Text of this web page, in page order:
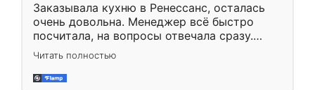
Заказывала кухню в Ренессанс, осталась
очень довольна. Менеджер всё быстро
посчитала, на вопросы отвечала сразу.
Замерщик приехал в субботу, подошёл к
делу со всей ответственностью. Собрали
за день, ребята работали аккуратно, даже
Читать полностью